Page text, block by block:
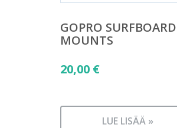
GOPRO SURFBOARD
MOUNTS
20,00 €
LUE LISÄÄ »